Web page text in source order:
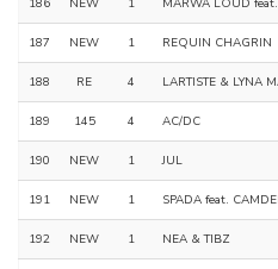
186 NEW 1 MARWA LOUD
187 NEW 1 REQUIN CHAGRIN
188 RE 4 LARTISTE & LYNA
189 145 4 AC/DC
190 NEW 1 JUL
191 NEW 1 SPADA feat.
192 NEW 1 NEA & TIBZ